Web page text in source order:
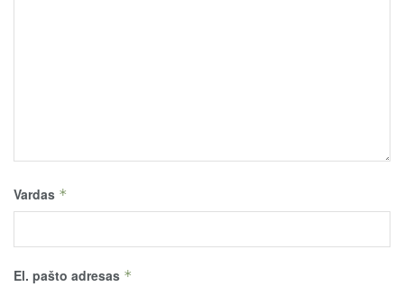
Vardas *
El. pašto adresas *